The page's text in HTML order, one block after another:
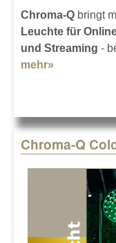
Chroma-Q bringt
Leuchte für
und Streaming -
mehr»
Chroma-Q